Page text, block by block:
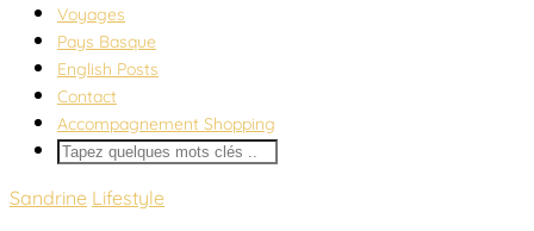
Voyages
Pays Basque
English Posts
Contact
Accompagnement Shopping
Sandrine Lifestyle